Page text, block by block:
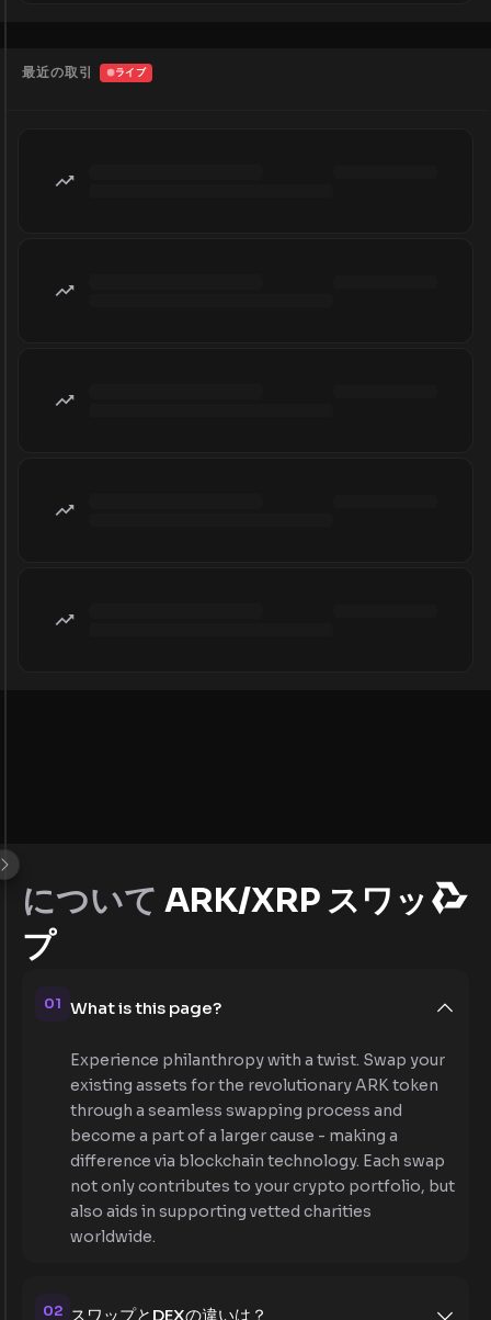
最近の取引 ライブ
について ARK/XRP スワッ
プ
01 What is this page?
Experience philanthropy with a twist. Swap your
existing assets for the revolutionary ARK token
through a seamless swapping process and
become a part of a larger cause - making a
difference via blockchain technology. Each swap
not only contributes to your crypto portfolio, but
also aids in supporting vetted charities
worldwide.
02 スワップとDEXの違いは？